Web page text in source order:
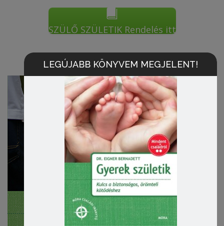
SZÜLŐ SZÜLETIK Rendelés itt
LEGÚJABB KÖNYVEM MEGJELENT!